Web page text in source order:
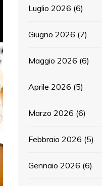
Luglio 2026 (6)
Giugno 2026 (7)
Maggio 2026 (6)
Aprile 2026 (5)
Marzo 2026 (6)
Febbraio 2026 (5)
Gennaio 2026 (6)